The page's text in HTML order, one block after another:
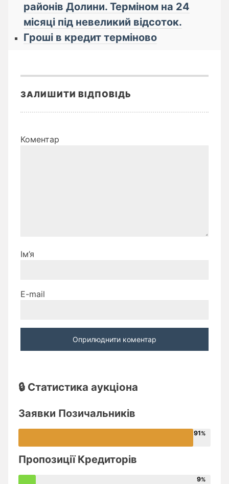
районів Долини. Терміном на 24
місяці під невеликий відсоток.
Гроші в кредит терміново
ЗАЛИШИТИ ВІДПОВІДЬ
Коментар
Ім’я
E-mail
🔒 Статистика аукціона
Заявки Позичальників
91
Пропозиції Кредиторів
9